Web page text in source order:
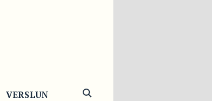
VERSLUN